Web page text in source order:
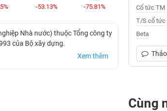
-53.13%
-75.81%
Nhà nước) thuộc Tổng công ty
của Bộ xây dựng.
Xem thêm
Cổ tức TM
T/S cổ tức
Beta
Cùng